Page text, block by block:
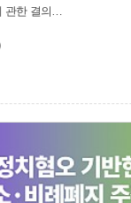
관한 결의…